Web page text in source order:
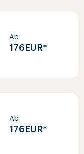
Ab
176EUR*
Ab
176EUR*